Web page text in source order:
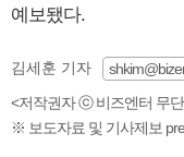
예보됐다.
김세훈 기자
<저작권자 ⓒ 비즈엔터 무
※ 보도자료 및 기사제보